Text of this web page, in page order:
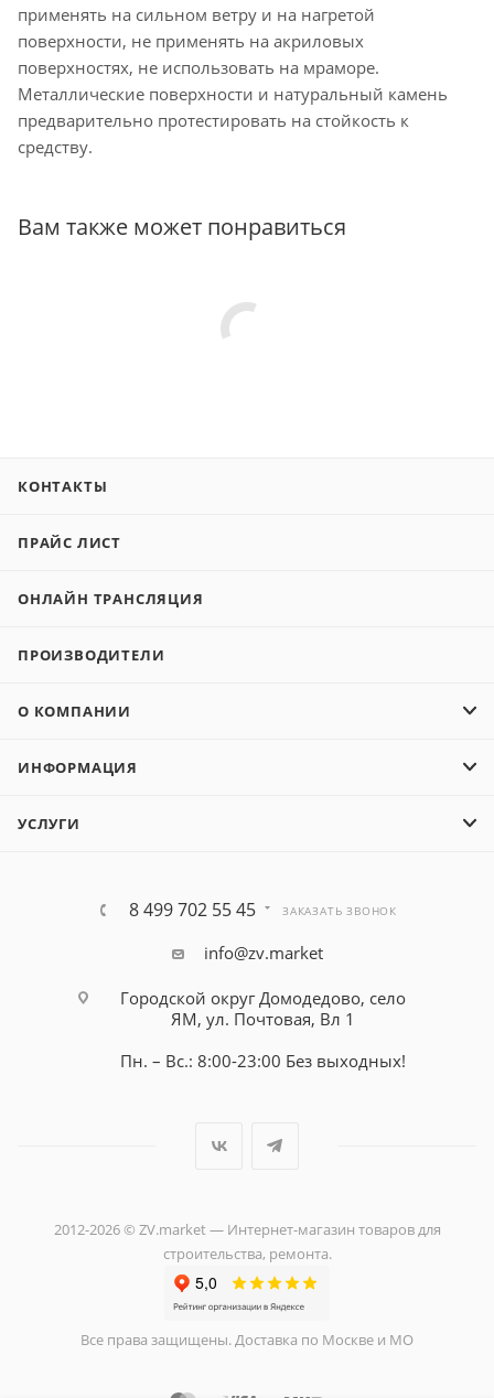
применять на сильном ветру и на нагретой
поверхности, не применять на акриловых
поверхностях, не использовать на мраморе.
Металлические поверхности и натуральный камень
предварительно протестировать на стойкость к
средству.
Вам также может понравиться
КОНТАКТЫ
ПРАЙС ЛИСТ
ОНЛАЙН ТРАНСЛЯЦИЯ
ПРОИЗВОДИТЕЛИ
О КОМПАНИИ
ИНФОРМАЦИЯ
УСЛУГИ
8 499 702 55 45 ЗАКАЗАТЬ ЗВОНОК
info@zv.market
Городской округ Домодедово, село
ЯМ, ул. Почтовая, Вл 1
Пн. – Вс.: 8:00-23:00 Без выходных!
2012-2026 © ZV.market — Интернет-магазин товаров для
строительства, ремонта.
Все права защищены. Доставка по Москве и МО